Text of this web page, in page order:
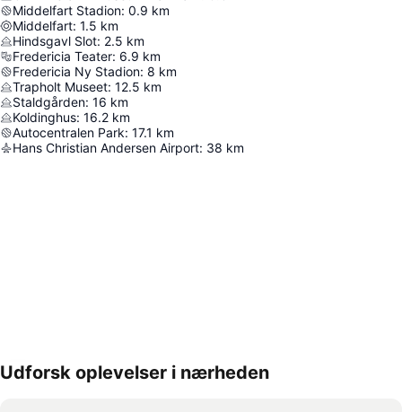
Middelfart Stadion: 0.9 km
Middelfart: 1.5 km
Hindsgavl Slot: 2.5 km
Fredericia Teater: 6.9 km
Fredericia Ny Stadion: 8 km
Trapholt Museet: 12.5 km
Staldgården: 16 km
Koldinghus: 16.2 km
Autocentralen Park: 17.1 km
Hans Christian Andersen Airport: 38 km
Udvid kort
Udforsk oplevelser i nærheden